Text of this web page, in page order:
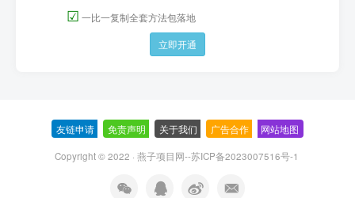
☑ 一比一复制全套方法包落地
立即开通
友链申请 免责声明 关于我们 广告合作 网站地图
Copyright © 2022 · 燕子项目网--苏ICP备2023007516号-1